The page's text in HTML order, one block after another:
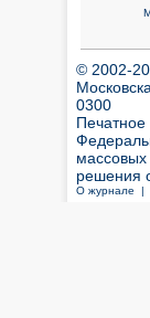
© 2002-
0300
решения
О журнале |